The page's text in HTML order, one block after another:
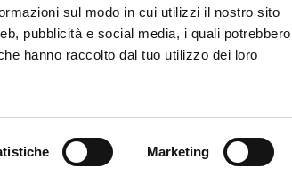
sul modo in cui utilizzi il nostro sito
pubblicità e social media, i quali potrebbero
hanno raccolto dal tuo utilizzo dei loro
Marketing